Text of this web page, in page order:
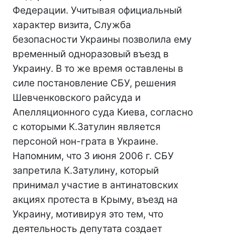
Федерации. Учитывая официальный
характер визита, Служба
безопасности Украины позволила ему
временный одноразовый въезд в
Украину. В то же время оставлены в
силе постановление СБУ, решения
Шевченковского райсуда и
Апелляционного суда Киева, согласно
с которыми К.Затулин является
персоной нон-грата в Украине.
Напомним, что 3 июня 2006 г. СБУ
запретила К.Затулину, который
принимал участие в антинатовских
акциях протеста в Крыму, въезд на
Украину, мотивируя это тем, что
деятельность депутата создает